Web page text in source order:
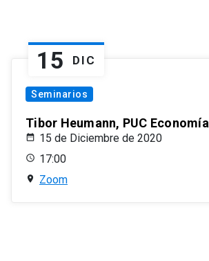
15 DIC
Seminarios
Tibor Heumann, PUC Economía
15 de Diciembre de 2020
17:00
Zoom